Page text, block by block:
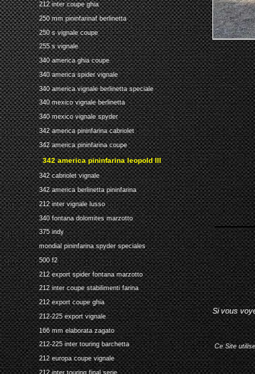
212 inter coupe ghia
250 mm pininfarinaf berlinetta
250 s vignale coupe
255 s vignale
340 america ghia coupe
340 america spider vignale
340 america vignale berlinetta speciale
340 mexico vignale berlinetta
340 mexico vignale spyder
342 america pininfarina cabriolet
342 america pininfarina coupe
342 america pininfarina leopold III
342 cabriolet vignale
342 america berlinetta pininfarina
212 inter vignale lusso
340 fontana dolomites marzotto
375 indy
mondial pininfarina spyder speciales
500 f2
212 export spider fontana marzotto
212 inter coupe stabilimenti farina
212 export coupe ghia
212-225 export vignale
166 mm elaborata zagato
212-225 inter touring barchetta
212 europa coupe vignale
212 inter touring final serie
Si vous
Ce Site